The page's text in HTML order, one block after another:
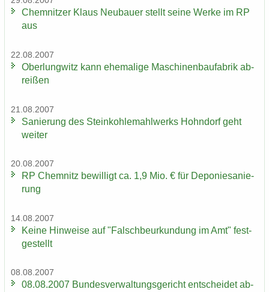
Chem­nit­zer Klaus Neu­bau­er stellt seine Werke im RP
aus
22.08.2007
Ober­lung­witz kann ehe­ma­li­ge Ma­schi­nen­bau­fa­brik ab­
rei­ßen
21.08.2007
Sa­nie­rung des Stein­koh­le­mahl­werks Hohn­dorf geht
wei­ter
20.08.2007
RP Chem­nitz be­wil­ligt ca. 1,9 Mio. € für De­po­nie­sa­nie­
rung
14.08.2007
Keine Hin­wei­se auf "Falsch­be­ur­kun­dung im Amt" fest­
ge­stellt
08.08.2007
08.08.2007 Bun­des­ver­wal­tungs­ge­richt ent­schei­det ab­